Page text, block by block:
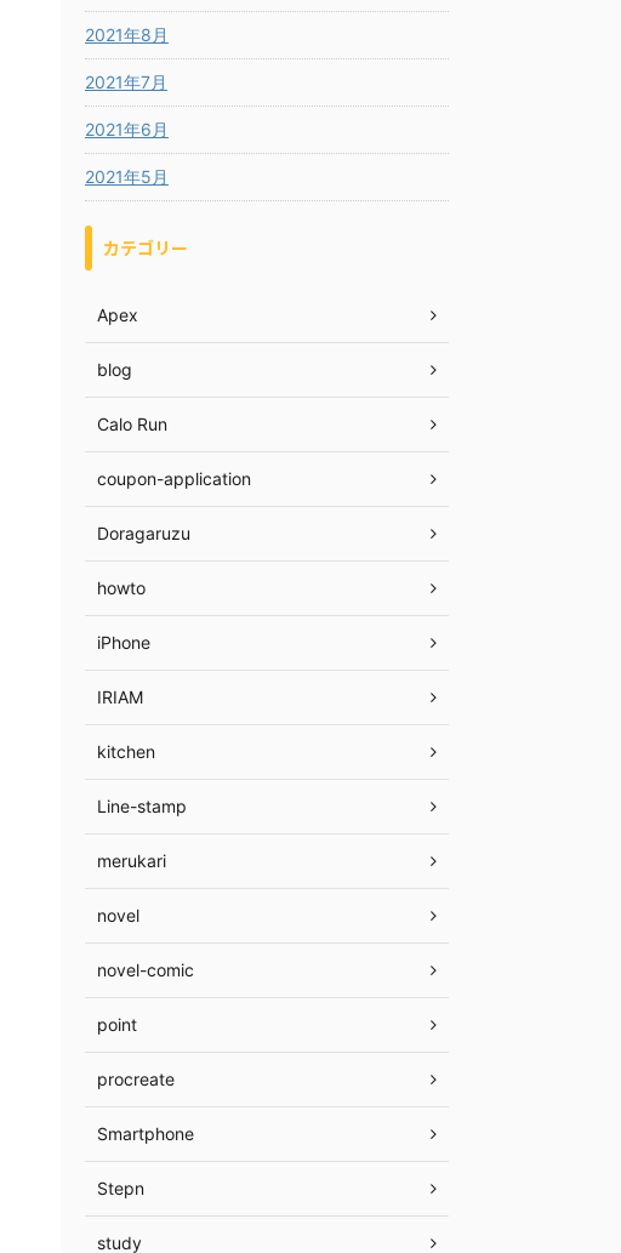
2021年8月
2021年7月
2021年6月
2021年5月
カテゴリー
Apex
blog
Calo Run
coupon-application
Doragaruzu
howto
iPhone
IRIAM
kitchen
Line-stamp
merukari
novel
novel-comic
point
procreate
Smartphone
Stepn
study